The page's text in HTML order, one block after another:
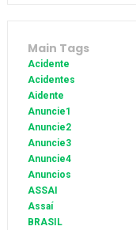
Main Tags
Acidente
Acidentes
Aidente
Anuncie1
Anuncie2
Anuncie3
Anuncie4
Anuncios
ASSAI
Assaí
BRASIL